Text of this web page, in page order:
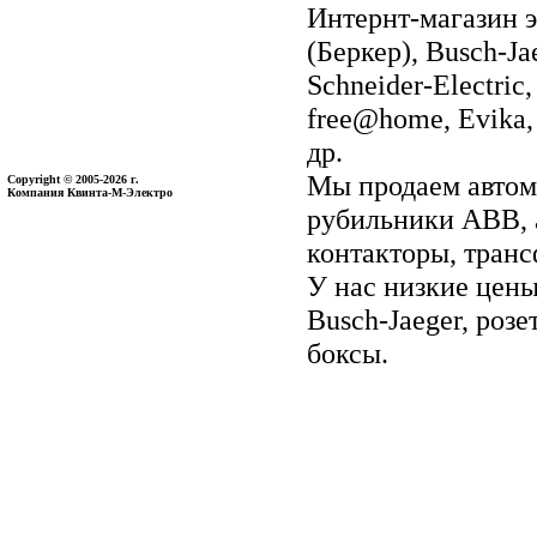
Copyright © 2005-2026 г.
Компания Квинта-М-Электро
Интернт-магазин
(Беркер), Busch-
Schneider-
free@home,
др.
Мы продаем
рубильники ABB,
контакторы,
У нас низкие
Busch-Jaeger,
боксы.